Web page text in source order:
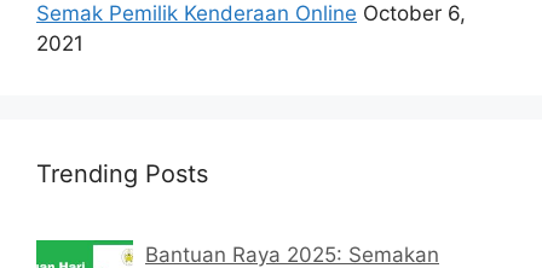
Semak Pemilik Kenderaan Online October 6,
2021
Trending Posts
Bantuan Raya 2025: Semakan